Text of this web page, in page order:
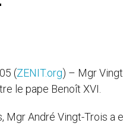
(ZENIT.org) – Mgr
le pape Benoît XVI.
Mgr André Vingt-Trois